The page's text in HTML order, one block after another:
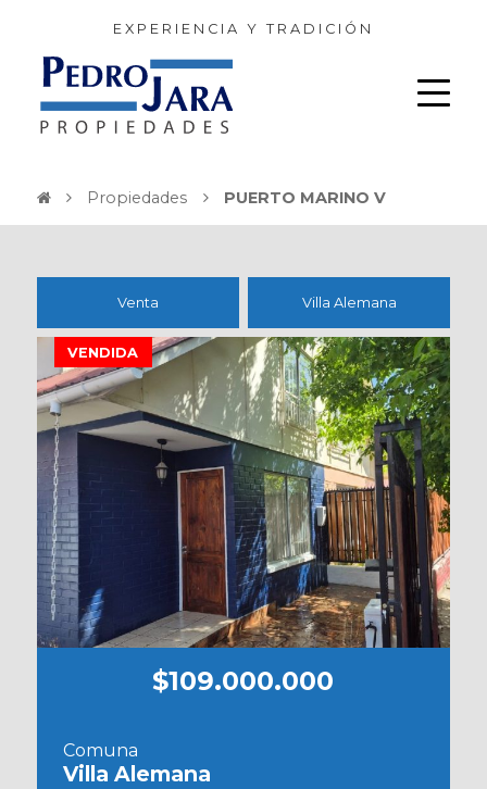
EXPERIENCIA Y TRADICIÓN
Propiedades PUERTO MARINO V
Venta Villa Alemana
VENDIDA
$109.000.000
Comuna
Villa Alemana